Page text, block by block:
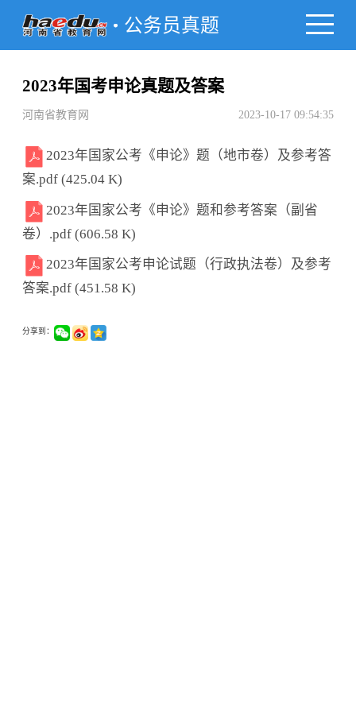
公务员真题
2023年国考申论真题及答案
河南省教育网 2023-10-17 09:54:35
2023年国家公考《申论》题（地市卷）及参考答
案.pdf (425.04 K)
2023年国家公考《申论》题和参考答案（副省
卷）.pdf (606.58 K)
2023年国家公考申论试题（行政执法卷）及参考
答案.pdf (451.58 K)
分享到：